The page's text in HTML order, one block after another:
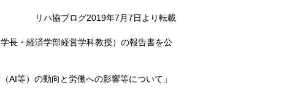
リハ協ブログ2019年7月7日より転載
長・経済学部経営学科教授）の報告書を公
等）の動向と労働への影響等について」